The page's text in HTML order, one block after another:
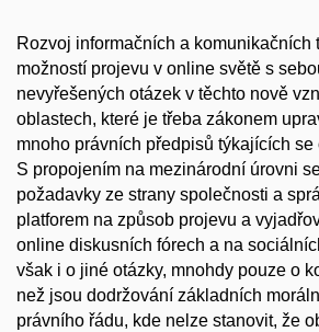
Rozvoj informačních a komunikačních
možností projevu v online světě s
nevyřešených otázek v těchto nově
oblastech, které je třeba zákonem
mnoho právních předpisů týkajících
S propojením na mezinárodní úrovni
požadavky ze strany společnosti a
platforem na způsob projevu a
online diskusních fórech a na
však i o jiné otázky, mnohdy pouze o
než jsou dodržování základních
právního řádu, kde nelze stanovit, že